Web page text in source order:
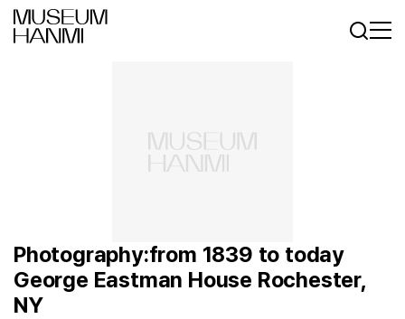
Photography:from 1839 to today
George Eastman House Rochester,
NY